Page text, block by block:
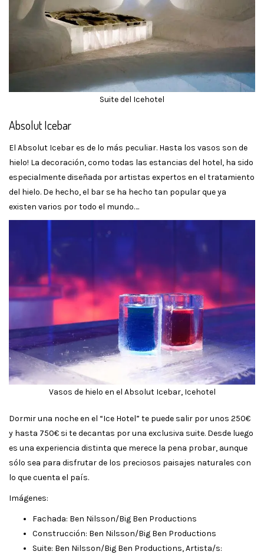
Suite del Icehotel
Absolut Icebar
El Absolut Icebar es de lo más peculiar. Hasta los vasos son de
hielo! La decoración, como todas las estancias del hotel, ha sido
especialmente diseñada por artistas expertos en el tratamiento
del hielo. De hecho, el bar se ha hecho tan popular que ya
existen varios por todo el mundo….
Vasos de hielo en el Absolut Icebar, Icehotel
Dormir una noche en el “Ice Hotel” te puede salir por unos 250€
y hasta 750€ si te decantas por una exclusiva suite. Desde luego
es una experiencia distinta que merece la pena probar, aunque
sólo sea para disfrutar de los preciosos paisajes naturales con
lo que cuenta el país.
Imágenes:
Fachada: Ben Nilsson/Big Ben Productions
Construcción: Ben Nilsson/Big Ben Productions
Suite: Ben Nilsson/Big Ben Productions, Artista/s: